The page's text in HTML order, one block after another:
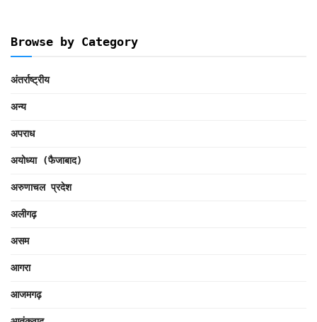
Browse by Category
अंतर्राष्ट्रीय
अन्य
अपराध
अयोध्या (फैजाबाद)
अरुणाचल प्रदेश
अलीगढ़
असम
आगरा
आजमगढ़